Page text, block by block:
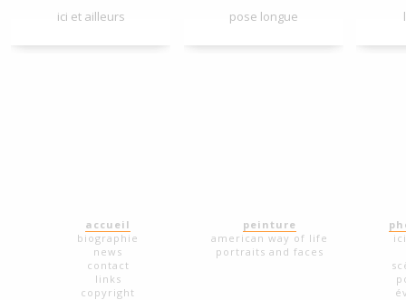
ici et ailleurs pose longue
accueil
biographie
news
contact
links
copyright
peinture
american way of life
portraits and faces